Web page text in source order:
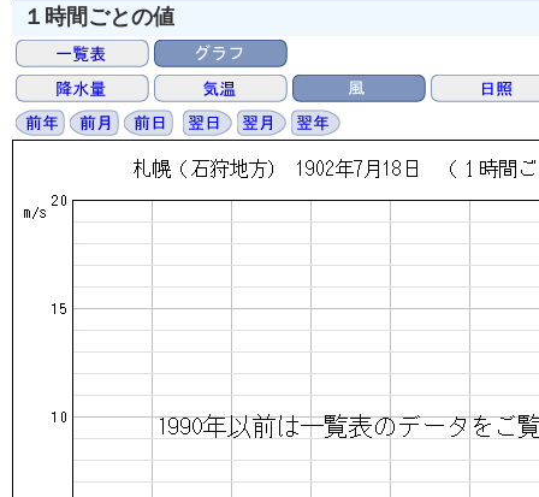
１時間ごとの値